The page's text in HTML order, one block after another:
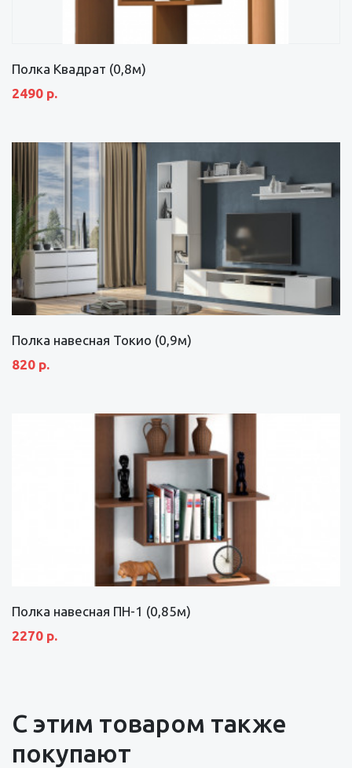
Полка Квадрат (0,8м)
2490 р.
Полка навесная Токио (0,9м)
820 р.
Полка навесная ПН-1 (0,85м)
2270 р.
С этим товаром также
покупают